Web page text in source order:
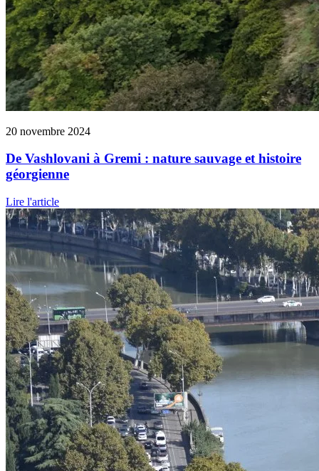
20 novembre 2024
De Vashlovani à Gremi : nature sauvage et histoire
géorgienne
Lire l'article